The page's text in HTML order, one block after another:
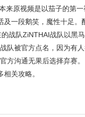
来原视频是以茄子的第
一段鹅笑，魔性十足。
战队ZiNTHAI战队以黑
队被官方点名，因为有
方沟通无果后选择弃赛
关攻略。